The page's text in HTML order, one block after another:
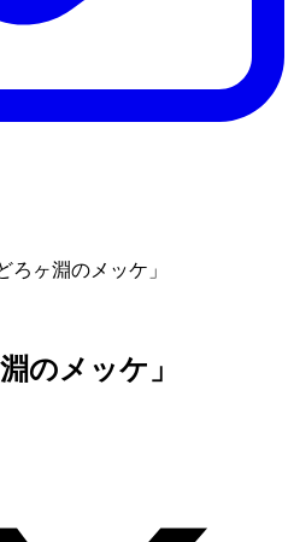
ろヶ淵のメッケ」
淵のメ ッケ 」